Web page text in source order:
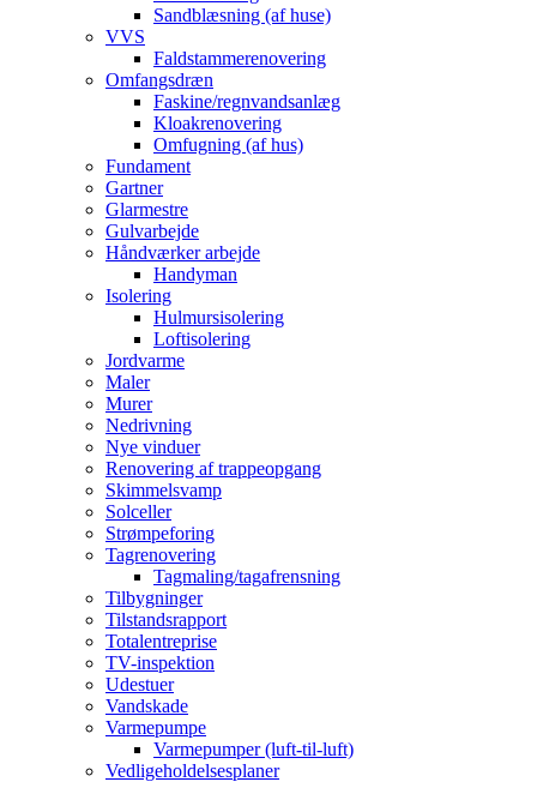
Sandblæsning (af huse)
VVS
Faldstammerenovering
Omfangsdræn
Faskine/regnvandsanlæg
Kloakrenovering
Omfugning (af hus)
Fundament
Gartner
Glarmestre
Gulvarbejde
Håndværker arbejde
Handyman
Isolering
Hulmursisolering
Loftisolering
Jordvarme
Maler
Murer
Nedrivning
Nye vinduer
Renovering af trappeopgang
Skimmelsvamp
Solceller
Strømpeforing
Tagrenovering
Tagmaling/tagafrensning
Tilbygninger
Tilstandsrapport
Totalentreprise
TV-inspektion
Udestuer
Vandskade
Varmepumpe
Varmepumper (luft-til-luft)
Vedligeholdelsesplaner